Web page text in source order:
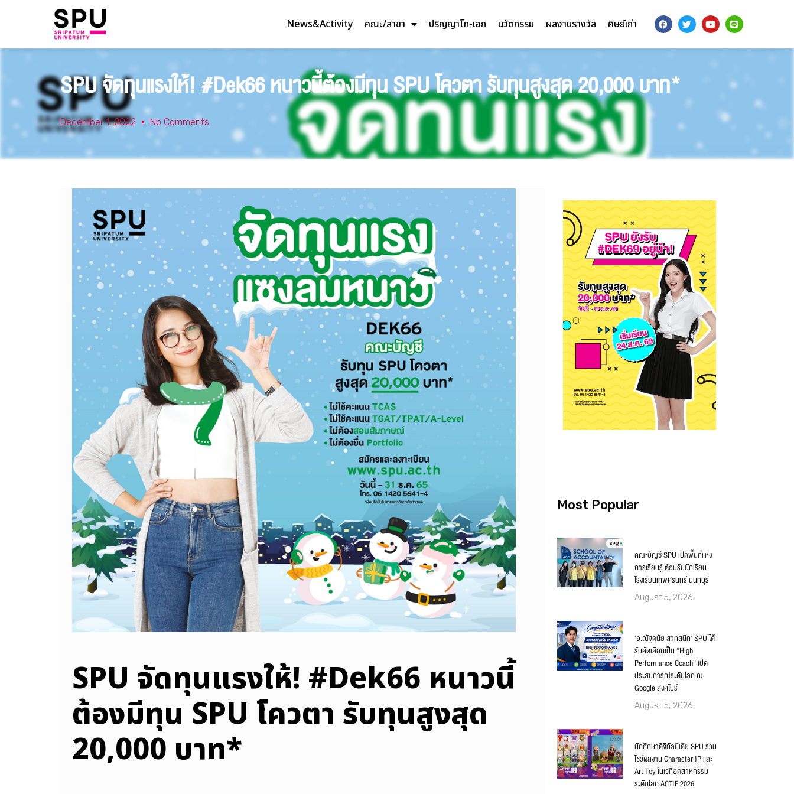
News&Activity คณะ/สาขา ปริญญาโท-เอก นวัตกรรม ผลงานรางวัล ศิษย์เก่า
SPU จัดทุนแรงให้! #Dek66 หนาวนี้ต้องมีทุน SPU โควตา รับทุนสูงสุด 20,000 บาท*
December 1, 2022 No Comments
SPU จัดทุนแรงให้! #Dek66 หนาวนี้
ต้องมีทุน SPU โควตา รับทุนสูงสุด
20,000 บาท*
Most Popular
คณะบัญชี SPU เปิดพื้นที่แห่ง
การเรียนรู้ ต้อนรับนักเรียน
โรงเรียนเทพศิรินทร์ นนทบุรี
August 5, 2026
‘อ.ณัฐดนัย สาทสนิท’ SPU ได้
รับคัดเลือกเป็น “High
Performance Coach” เปิด
ประสบการณ์ระดับโลก ณ
Google สิงคโปร์
August 5, 2026
นักศึกษาดิจิทัลมีเดีย SPU ร่วม
โชว์ผลงาน Character IP และ
Art Toy ในเวทีอุตสาหกรรม
ระดับโลก ACTIF 2026